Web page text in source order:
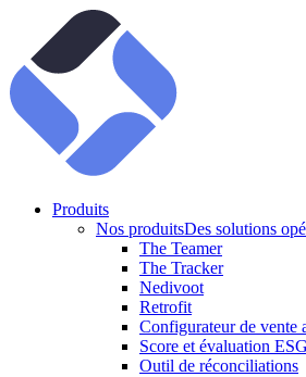
Produits
Nos produitsDes solutions
The Teamer
The Tracker
Nedivoot
Retrofit
Configurateur de vente
Score et évaluation ESG
Outil de réconciliations